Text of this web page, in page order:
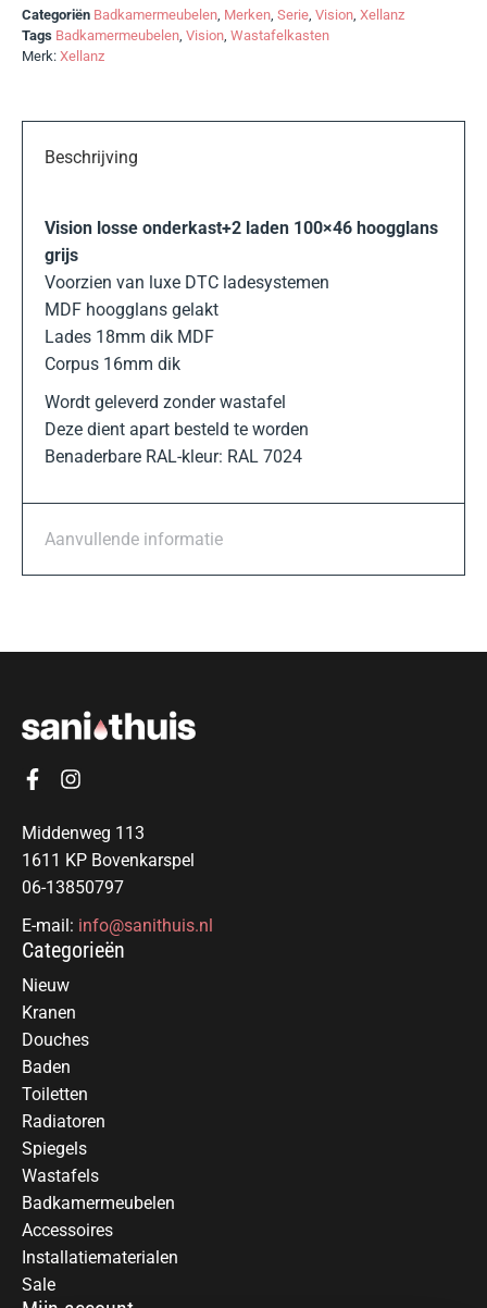
Categoriën Badkamermeubelen Merken Serie Vision Xellanz
Tags Badkamermeubelen Vision Wastafelkasten
Merk: Xellanz
Beschrijving
Vision losse onderkast+2 laden 100×46 hoogglans
grijs
Voorzien van luxe DTC ladesystemen
MDF hoogglans gelakt
Lades 18mm dik MDF
Corpus 16mm dik
Wordt geleverd zonder wastafel
Deze dient apart besteld te worden
Benaderbare RAL-kleur: RAL 7024
Aanvullende informatie
Middenweg 113
1611 KP Bovenkarspel
06-13850797
E-mail: info@sanithuis.nl
Categorieën
Nieuw
Kranen
Douches
Baden
Toiletten
Radiatoren
Spiegels
Wastafels
Badkamermeubelen
Accessoires
Installatiematerialen
Sale